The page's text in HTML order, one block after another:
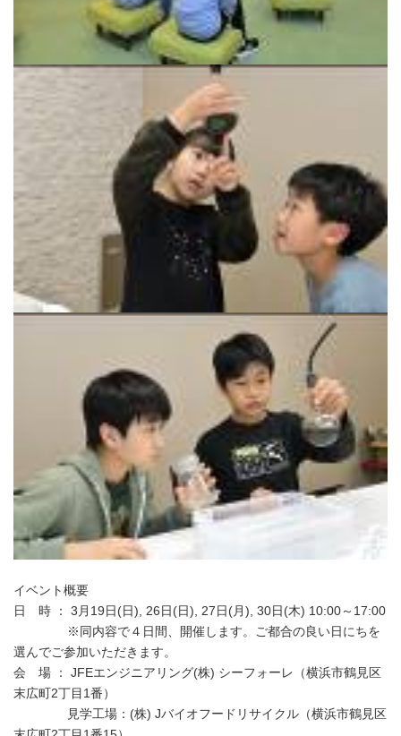
イベント概要
日 時 ： 3月19日(日), 26日(日), 27日(月), 30日(木) 10:00～17:00
※同内容で４日間、開催します。ご都合の良い日にちを
選んでご参加いただきます。
会 場 ： JFEエンジニアリング(株) シーフォーレ（横浜市鶴見区
末広町2丁目1番）
見学工場：(株) Jバイオフードリサイクル（横浜市鶴見区